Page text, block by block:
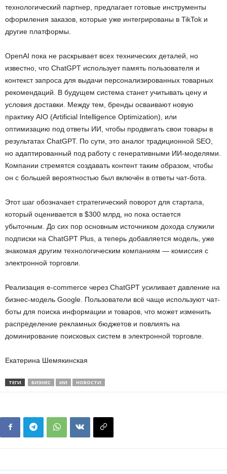
технологический партнер, предлагает готовые инструменты
оформления заказов, которые уже интегрированы в TikTok и
другие платформы.
OpenAI пока не раскрывает всех технических деталей, но
известно, что ChatGPT использует память пользователя и
контекст запроса для выдачи персонализированных товарных
рекомендаций. В будущем система станет учитывать цену и
условия доставки. Между тем, бренды осваивают новую
практику AIO (Artificial Intelligence Optimization), или
оптимизацию под ответы ИИ, чтобы продвигать свои товары в
результатах ChatGPT. По сути, это аналог традиционной SEO,
но адаптированный под работу с генеративными ИИ-моделями.
Компании стремятся создавать контент таким образом, чтобы
он с большей вероятностью был включён в ответы чат-бота.
Этот шаг обозначает стратегический поворот для стартапа,
который оценивается в $300 млрд, но пока остается
убыточным. До сих пор основным источником дохода служили
подписки на ChatGPT Plus, а теперь добавляется модель, уже
знакомая другим технологическим компаниям — комиссия с
электронной торговли.
Реализация e-commerce через ChatGPT усиливает давление на
бизнес-модель Google. Пользователи всё чаще используют чат-
боты для поиска информации и товаров, что может изменить
распределение рекламных бюджетов и повлиять на
доминирование поисковых систем в электронной торговле.
Екатерина Шемякинская
ТЕГИ БИЗНЕС ИИ НОВОСТИ